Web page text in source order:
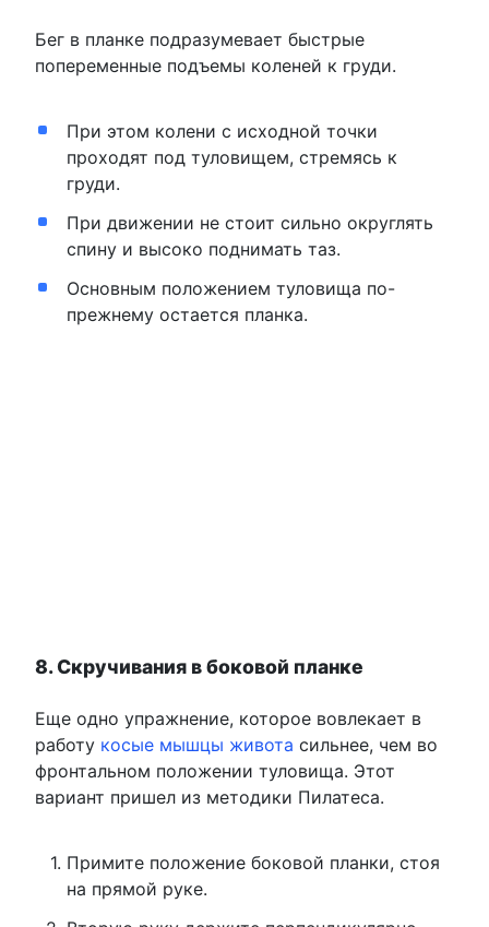
Бег в планке подразумевает быстрые
попеременные подъемы коленей к груди.
При этом колени с исходной точки
проходят под туловищем, стремясь к
груди.
При движении не стоит сильно округлять
спину и высоко поднимать таз.
Основным положением туловища по-
прежнему остается планка.
8. Скручивания в боковой планке
Еще одно упражнение, которое вовлекает в
работу косые мышцы живота сильнее, чем во
фронтальном положении туловища. Этот
вариант пришел из методики Пилатеса.
Примите положение боковой планки, стоя
на прямой руке.